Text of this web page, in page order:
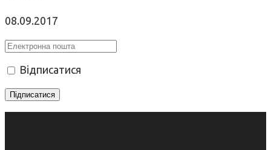
08.09.2017
Відписатися